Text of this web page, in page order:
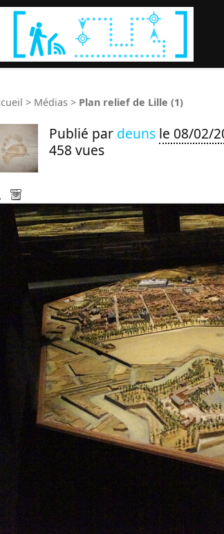
> Médias > Plan relief de Lille (1)
Publié par deuns le 08/02/
458 vues